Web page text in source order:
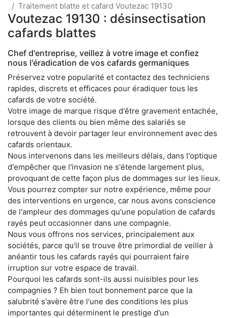
Traitement blatte et cafard Voutezac 19130
Voutezac 19130 : désinsectisation
cafards blattes
Chef d'entreprise, veillez à votre image et confiez
nous l'éradication de vos cafards germaniques
Préservez votre popularité et contactez des techniciens
rapides, discrets et efficaces pour éradiquer tous les
cafards de votre société.
Votre image de marque risque d'être gravement entachée,
lorsque des clients ou bien même des salariés se
retrouvent à devoir partager leur environnement avec des
cafards orientaux.
Nous intervenons dans les meilleurs délais, dans l'optique
d'empêcher que l'invasion ne s'étende largement plus,
provoquant de cette façon plus de dommages sur les lieux.
Vous pourrez compter sur notre expérience, même pour
des interventions en urgence, car nous avons conscience
de l'ampleur des dommages qu'une population de cafards
rayés peut occasionner dans une compagnie.
Nous vous offrons nos services, principalement aux
sociétés, parce qu'il se trouve être primordial de veiller à
anéantir tous les cafards rayés qui pourraient faire
irruption sur votre espace de travail.
Pourquoi les cafards sont-ils aussi nuisibles pour les
compagnies ? Eh bien tout bonnement parce que la
salubrité s'avère être l'une des conditions les plus
importantes qui déterminent le prestige d'un